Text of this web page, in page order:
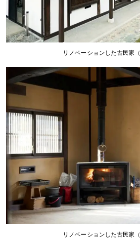
リノベーションした古民家（
リノベーションした古民家（